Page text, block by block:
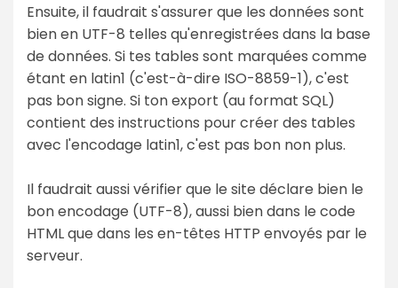
Ensuite, il faudrait s'assurer que les données sont
bien en UTF-8 telles qu'enregistrées dans la base
de données. Si tes tables sont marquées comme
étant en latin1 (c'est-à-dire ISO-8859-1), c'est
pas bon signe. Si ton export (au format SQL)
contient des instructions pour créer des tables
avec l'encodage latin1, c'est pas bon non plus.
Il faudrait aussi vérifier que le site déclare bien le
bon encodage (UTF-8), aussi bien dans le code
HTML que dans les en-têtes HTTP envoyés par le
serveur.